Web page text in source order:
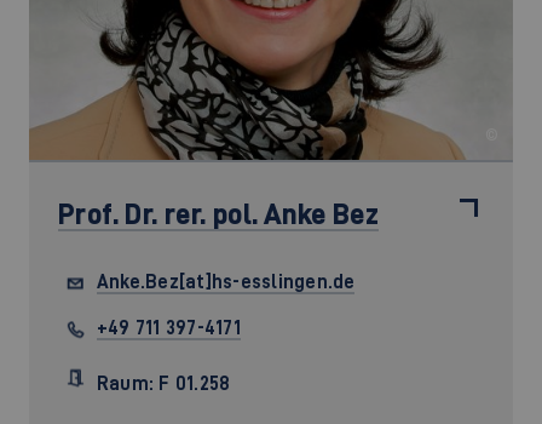
Prof. Dr. rer. pol.Anke Bez
Anke.Bez[at]hs-esslingen.de
+49 711 397-4171
Raum: F 01.258